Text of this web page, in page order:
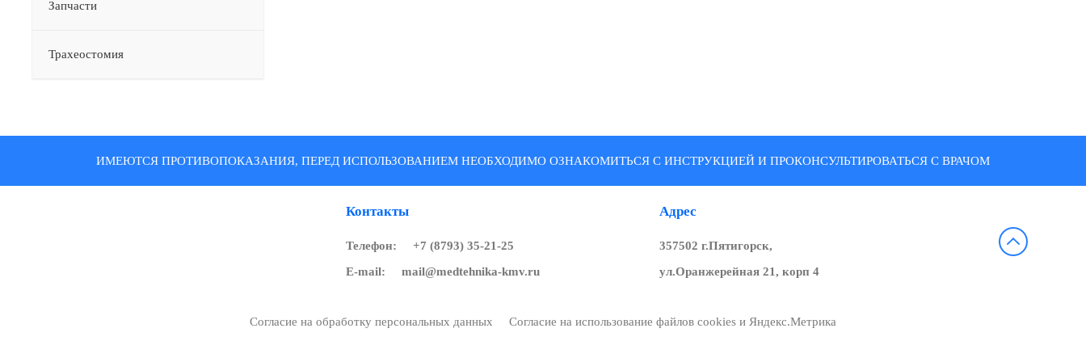
Запчасти
Трахеостомия
ИМЕЮТСЯ ПРОТИВОПОКАЗАНИЯ, ПЕРЕД ИСПОЛЬЗОВАНИЕМ НЕОБХОДИМО ОЗНАКОМИТЬСЯ С ИНСТРУКЦИЕЙ И ПРОКОНСУЛЬТИРОВАТЬСЯ С ВРАЧОМ
Контакты
Телефон:
+7 (8793) 35-21-25
E-mail:
mail@medtehnika-kmv.ru
Адрес
357502 г.Пятигорск,
ул.Оранжерейная 21, корп 4
Согласие на обработку персональных данных Согласие на использование файлов cookies и Яндекс.Метрика